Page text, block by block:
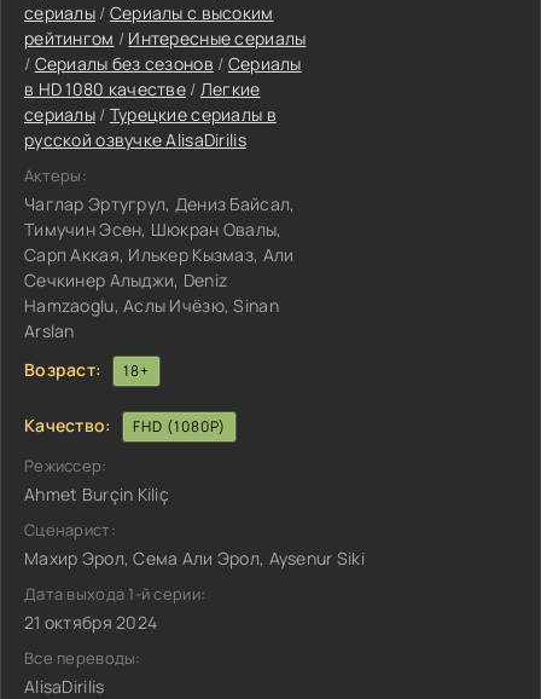
сериалы/ Сериалы с высоким
рейтингом / Интересные сериалы
/ Сериалы без сезонов / Сериалы
в HD 1080 качестве / Легкие
сериалы/ Турецкие сериалы в
русской озвучке AlisaDirilis
Актеры:
Чаглар Эртугрул, Дениз Байсал,
Тимучин Эсен, Шюкран Овалы,
Сарп Аккая, Илькер Кызмаз, Али
Сечкинер Алыджи, Deniz
Hamzaoglu, Аслы Ичёзю, Sinan
Arslan
Возраст:
18+
Качество: FHD (1080P)
Режиссер:
Ahmet Burçin Kiliç
Сценарист:
Махир Эрол, Сема Али Эрол, Aysenur Siki
Дата выхода 1-й серии:
21 октября 2024
Все переводы:
AlisaDirilis